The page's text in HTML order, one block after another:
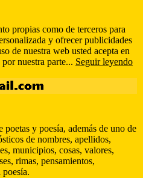
propias como de terceros para
y ofrecer publicidades
de nuestra web usted acepta en
nuestra parte... Seguir leyendo
poetas y poesía, además de uno de
de nombres, apellidos,
municipios, cosas, valores,
rimas, pensamientos,